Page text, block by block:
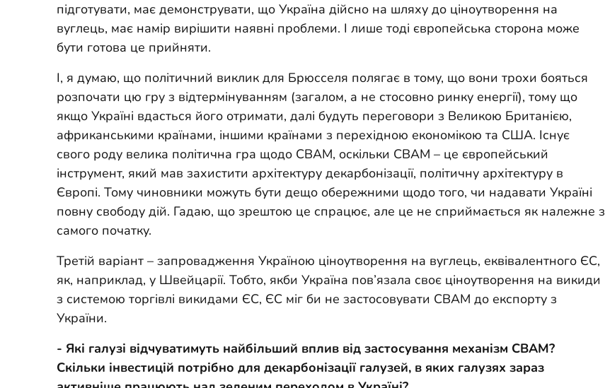
підготувати, має демонструвати, що Україна дійсно на шляху до ціноутворення на
вуглець, має намір вирішити наявні проблеми. І лише тоді європейська сторона може
бути готова це прийняти.
І, я думаю, що політичний виклик для Брюсселя полягає в тому, що вони трохи бояться
розпочати цю гру з відтермінуванням (загалом, а не стосовно ринку енергії), тому що
якщо Україні вдасться його отримати, далі будуть переговори з Великою Британією,
африканськими країнами, іншими країнами з перехідною економікою та США. Існує
свого роду велика політична гра щодо CBAM, оскільки CBAM – це європейський
інструмент, який мав захистити архітектуру декарбонізації, політичну архітектуру в
Європі. Тому чиновники можуть бути дещо обережними щодо того, чи надавати Україні
повну свободу дій. Гадаю, що зрештою це спрацює, але це не сприймається як належне з
самого початку.
Третій варіант – запровадження Україною ціноутворення на вуглець, еквівалентного ЄС,
як, наприклад, у Швейцарії. Тобто, якби Україна пов’язала своє ціноутворення на викиди
з системою торгівлі викидами ЄС, ЄС міг би не застосовувати CBAM до експорту з
України.
- Які галузі відчуватимуть найбільший вплив від застосування механізм CBAM?
Скільки інвестицій потрібно для декарбонізації галузей, в яких галузях зараз